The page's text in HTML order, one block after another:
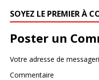
SOYEZ LE PREMIER À
Poster un
Votre adresse de
Commentaire